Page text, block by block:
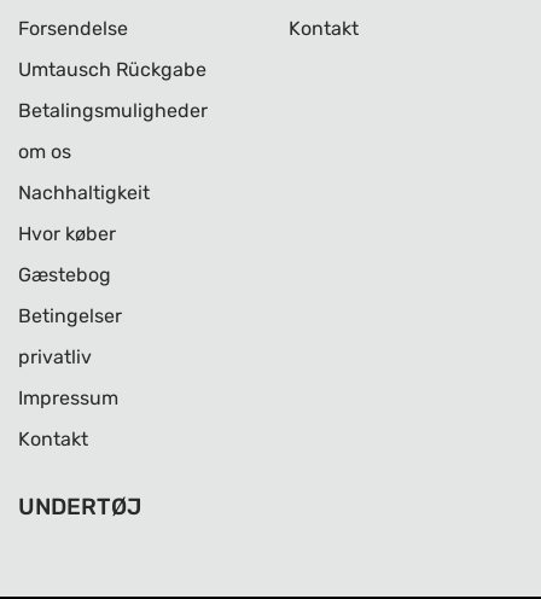
Forsendelse
Umtausch Rückgabe
Betalingsmuligheder
om os
Nachhaltigkeit
Hvor køber
Gæstebog
Betingelser
privatliv
Impressum
Kontakt
Kontakt
UNDERTØJ